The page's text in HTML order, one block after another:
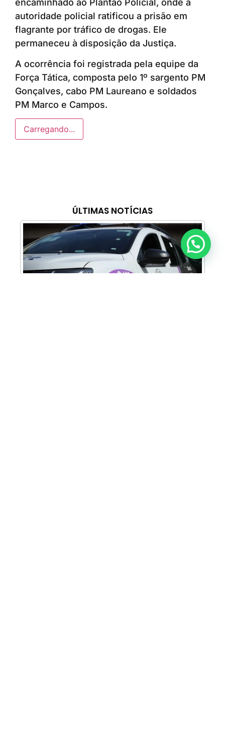
ÚLTIMAS NOTÍCIAS
autoridade policial ratificou a prisão em
flagrante por tráfico de drogas. Ele
permaneceu à disposição da Justiça.
A ocorrência foi registrada pela equipe da
Força Tática, composta pelo 1º sargento PM
Gonçalves, cabo PM Laureano e soldados
PM Marco e Campos.
Carregando...
Anunciar ou recomendar matéria